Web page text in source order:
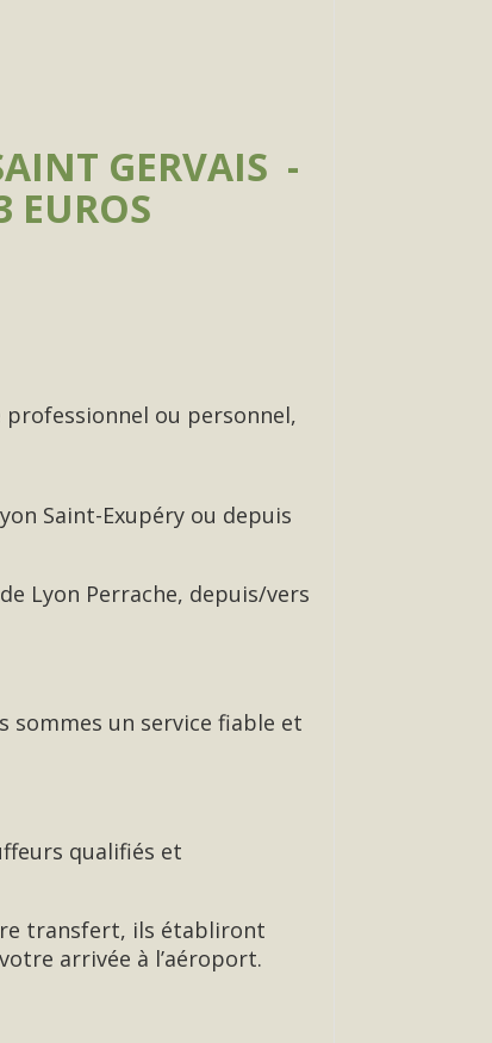
GERVAIS -
EUROS
professionnel ou personnel,
Saint-Exupéry ou depuis
Lyon Perrache, depuis/vers
sommes un service fiable et
qualifiés et
transfert, ils établiront
arrivée à l’aéroport.